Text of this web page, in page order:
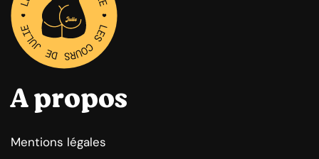
A propos
Mentions légales